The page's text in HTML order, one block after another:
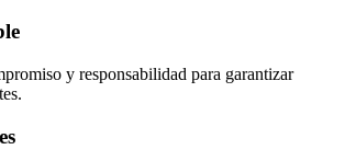
y responsabilidad para garantizar